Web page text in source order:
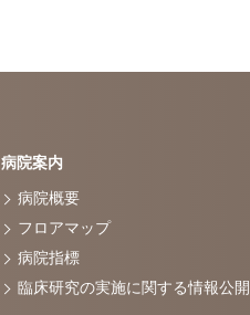
病院案内
病院概要
フロアマップ
病院指標
臨床研究の実施に関する情報公開